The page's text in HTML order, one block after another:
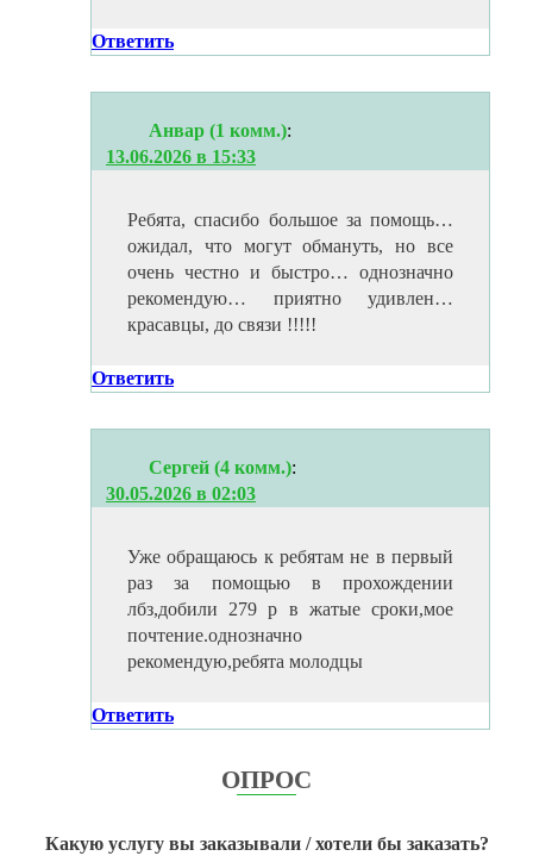
Ответить
Анвар (1 комм.):
13.06.2026 в 15:33
Ребята, спасибо большое за помощь…
ожидал, что могут обмануть, но все
очень честно и быстро… однозначно
рекомендую… приятно удивлен…
красавцы, до связи !!!!!
Ответить
Сергей (4 комм.):
30.05.2026 в 02:03
Уже обращаюсь к ребятам не в первый
раз за помощью в прохождении
лбз,добили 279 р в жатые сроки,мое
почтение.однозначно
рекомендую,ребята молодцы
Ответить
ОПРОС
Какую услугу вы заказывали / хотели бы заказать?